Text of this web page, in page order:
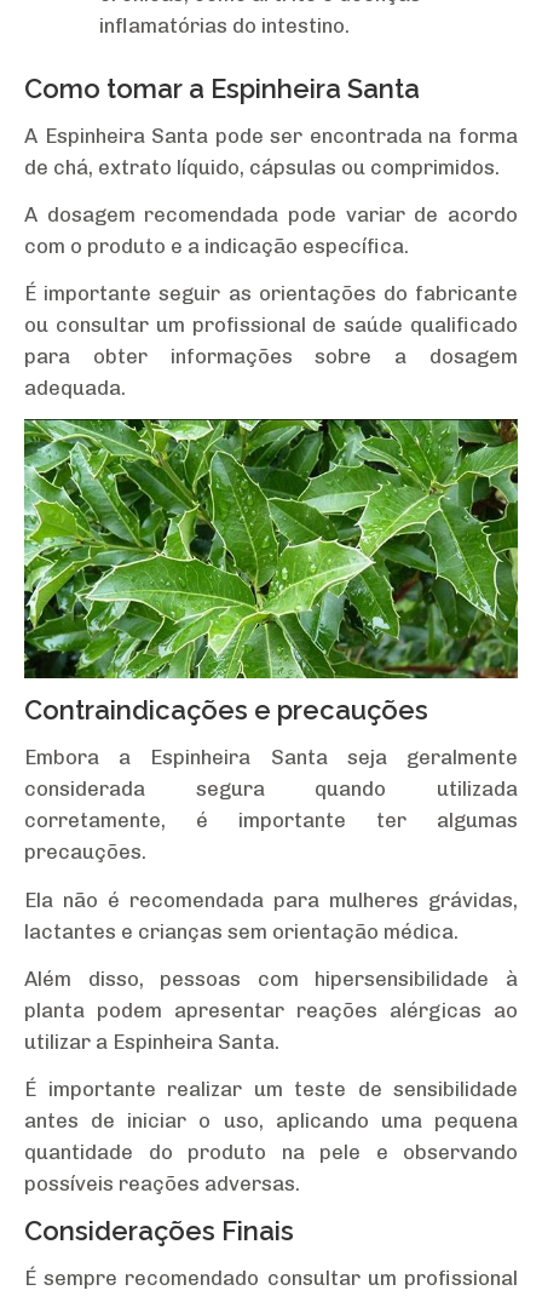
inflamatórias do intestino.
Como tomar a Espinheira Santa
A Espinheira Santa pode ser encontrada na forma
de chá, extrato líquido, cápsulas ou comprimidos.
A dosagem recomendada pode variar de acordo
com o produto e a indicação específica.
É importante seguir as orientações do fabricante
ou consultar um profissional de saúde qualificado
para obter informações sobre a dosagem
adequada.
Contraindicações e precauções
Embora a Espinheira Santa seja geralmente
considerada segura quando utilizada
corretamente, é importante ter algumas
precauções.
Ela não é recomendada para mulheres grávidas,
lactantes e crianças sem orientação médica.
Além disso, pessoas com hipersensibilidade à
planta podem apresentar reações alérgicas ao
utilizar a Espinheira Santa.
É importante realizar um teste de sensibilidade
antes de iniciar o uso, aplicando uma pequena
quantidade do produto na pele e observando
possíveis reações adversas.
Considerações Finais
É sempre recomendado consultar um profissional